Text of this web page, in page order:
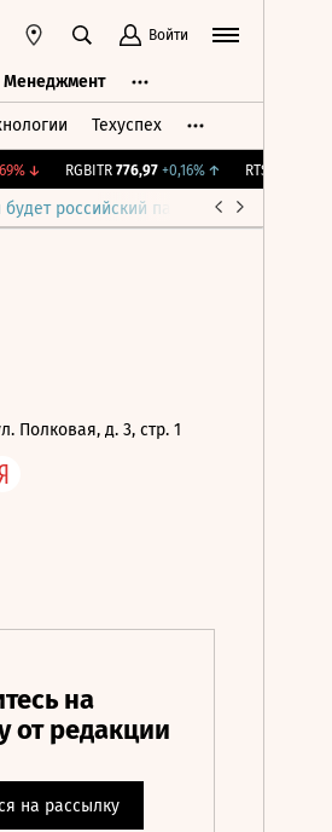
Войти
Менеджмент
Техуспех
↓ RGBITR 776,97 +0,16%↑ RTSI
российский парламент
Полковая, д. 3, стр. 1